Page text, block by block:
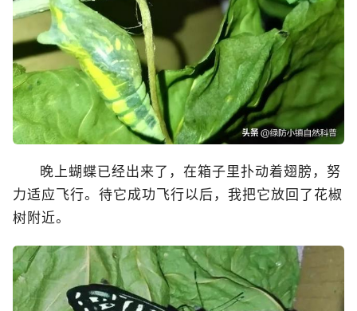
晚上蝴蝶已经出来了，在箱子里扑动着翅膀，努
力适应飞行。待它成功飞行以后，我把它放回了花椒
树附近。